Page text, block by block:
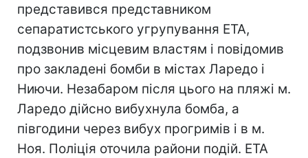
представився представником
сепаратистського угрупування ЕТА,
подзвонив місцевим властям і повідомив
про закладені бомби в містах Ларедо і
Ниючи. Незабаром після цього на пляжі м.
Ларедо дійсно вибухнула бомба, а
півгодини через вибух прогримів і в м.
Ноя. Поліція оточила райони подій. ЕТА